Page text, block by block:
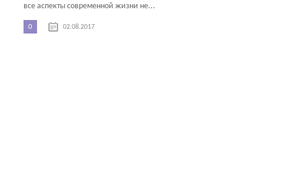
все аспекты современной жизни не...
0 02.08.2017